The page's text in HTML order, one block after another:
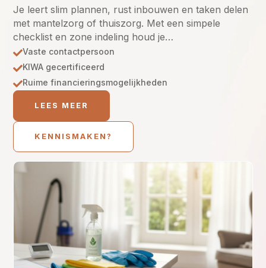
Je leert slim plannen, rust inbouwen en taken delen
met mantelzorg of thuiszorg. Met een simpele
checklist en zone indeling houd je…
Vaste contactpersoon
KIWA gecertificeerd
Ruime financieringsmogelijkheden
LEES MEER
KENNISMAKEN?